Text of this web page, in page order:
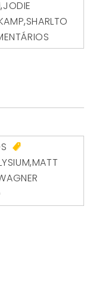
,JODIE
,SHARLTO
,MATT